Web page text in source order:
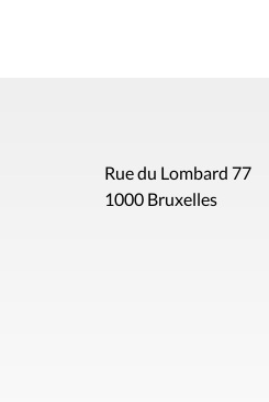
Rue du Lombard 77
1000 Bruxelles